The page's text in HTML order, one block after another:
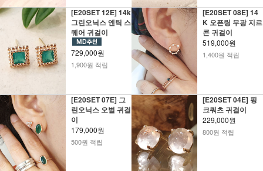
[E20SET 12E] 14k
그린오닉스 엔틱 스
퀘어 귀걸이
729,000원
1,900원 적립
[E20SET 08E] 14
K 오픈링 무광 지르
콘 귀걸이
519,000원
1,400원 적립
[E20SET 07E] 그
린오닉스 오벌 귀걸
이
179,000원
500원 적립
[E20SET 04E] 핑
크쿼츠 귀걸이
229,000원
800원 적립